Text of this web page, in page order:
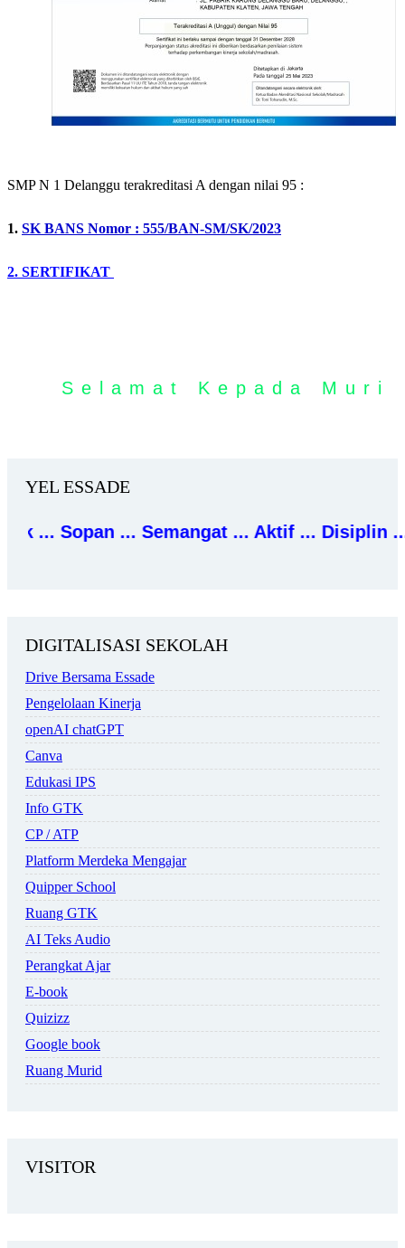
SMP N 1 Delanggu terakreditasi A dengan nilai 95 :
1. SK BANS Nomor : 555/BAN-SM/SK/2023
2. SERTIFIKAT
Selamat Kepada
YEL ESSADE
S op an ... S emangat ... A kti f ... D isi plin .. . E f
DIGITALISASI SEKOLAH
Drive Bersama Essade
Pengelolaan Kinerja
openAI chatGPT
Canva
Edukasi IPS
Info GTK
CP / ATP
Platform Merdeka Mengajar
Quipper School
Ruang GTK
AI Teks Audio
Perangkat Ajar
E-book
Quizizz
Google book
Ruang Murid
VISITOR